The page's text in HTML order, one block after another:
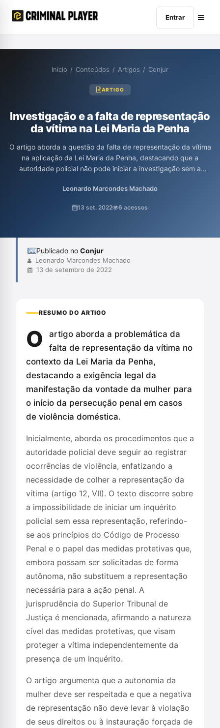
Entrar
Início / Conteúdos / Artigos / Conjur
ARTIGO
Investigação e a falta de representação
da vítima na Lei Maria da Penha
O artigo aborda a questão da falta de representação da vítima
na aplicação da Lei Maria da Penha, destacando que a
autoridade policial não pode iniciar a investigação sem a
persecução penal. Além disso, enfatiza que as medidas
inquérito, visando a proteção da vítima e sua autonomia, o que
Leonardo Marcondes Machado
13 set. 2022 6 acessos
Publicado no Conjur
Leonardo Marcondes Machado
13 de setembro de 2022
RESUMO DO ARTIGO
O
artigo aborda a problemática da
falta de representação da vítima no
contexto da Lei Maria da Penha,
destacando a exigência legal da
manifestação da vontade da mulher para
o início da persecução penal em casos
de violência doméstica.
Inicialmente, aborda os procedimentos que a
autoridade policial deve seguir ao registrar
ocorrências de violência, enfatizando a
necessidade de colher a representação da
vítima (artigo 12, VII). O texto discorre sobre
a impossibilidade de iniciar um inquérito
policial sem essa representação, referindo-
se aos princípios do Código de Processo
Penal e o papel das medidas protetivas que,
embora possam ser solicitadas de forma
autônoma, não substituem a representação
necessária para a ação penal. A
jurisprudência do Superior Tribunal de
Justiça é mencionada, afirmando a natureza
cível das medidas protetivas, que visam
proteger a vítima independentemente da
presença de um inquérito.
O artigo argumenta que a autonomia da
mulher deve ser respeitada e que a negativa
de representação não deve levar à violação
de seus direitos ou à instauração forçada de